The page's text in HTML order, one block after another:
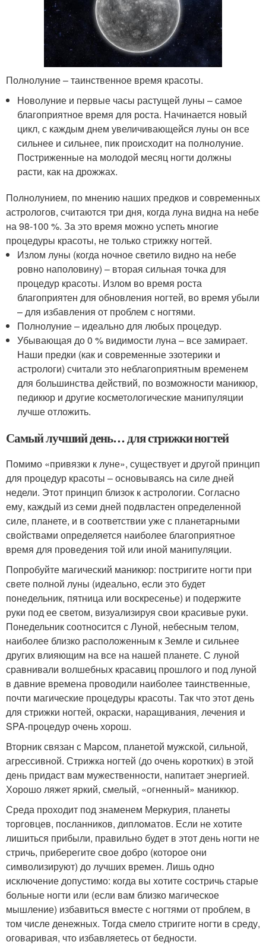
Полнолуние – таинственное время красоты.
Новолуние и первые часы растущей луны – самое
благоприятное время для роста. Начинается новый
цикл, с каждым днем увеличивающейся луны он все
сильнее и сильнее, пик происходит на полнолуние.
Постриженные на молодой месяц ногти должны
расти, как на дрожжах.
Полнолунием, по мнению наших предков и современных
астрологов, считаются три дня, когда луна видна на небе
на 98-100 %. За это время можно успеть многие
процедуры красоты, не только стрижку ногтей.
Излом луны (когда ночное светило видно на небе
ровно наполовину) – вторая сильная точка для
процедур красоты. Излом во время роста
благоприятен для обновления ногтей, во время убыли
– для избавления от проблем с ногтями.
Полнолуние – идеально для любых процедур.
Убывающая до 0 % видимости луна – все замирает.
Наши предки (как и современные эзотерики и
астрологи) считали это неблагоприятным временем
для большинства действий, по возможности маникюр,
педикюр и другие косметологические манипуляции
лучше отложить.
Самый лучший день… для стрижки ногтей
Помимо «привязки к луне», существует и другой принцип
для процедур красоты – основываясь на силе дней
недели. Этот принцип близок к астрологии. Согласно
ему, каждый из семи дней подвластен определенной
силе, планете, и в соответствии уже с планетарными
свойствами определяется наиболее благоприятное
время для проведения той или иной манипуляции.
Попробуйте магический маникюр: постригите ногти при
свете полной луны (идеально, если это будет
понедельник, пятница или воскресенье) и подержите
руки под ее светом, визуализируя свои красивые руки.
Понедельник соотносится с Луной, небесным телом,
наиболее близко расположенным к Земле и сильнее
других влияющим на все на нашей планете. С луной
сравнивали волшебных красавиц прошлого и под луной
в давние времена проводили наиболее таинственные,
почти магические процедуры красоты. Так что этот день
для стрижки ногтей, окраски, наращивания, лечения и
SPA-процедур очень хорош.
Вторник связан с Марсом, планетой мужской, сильной,
агрессивной. Стрижка ногтей (до очень коротких) в этой
день придаст вам мужественности, напитает энергией.
Хорошо ляжет яркий, смелый, «огненный» маникюр.
Среда проходит под знаменем Меркурия, планеты
торговцев, посланников, дипломатов. Если не хотите
лишиться прибыли, правильно будет в этот день ногти не
стричь, приберегите свое добро (которое они
символизируют) до лучших времен. Лишь одно
исключение допустимо: когда вы хотите состричь старые
больные ногти или (если вам близко магическое
мышление) избавиться вместе с ногтями от проблем, в
том числе денежных. Тогда смело стригите ногти в среду,
оговаривая, что избавляетесь от бедности.